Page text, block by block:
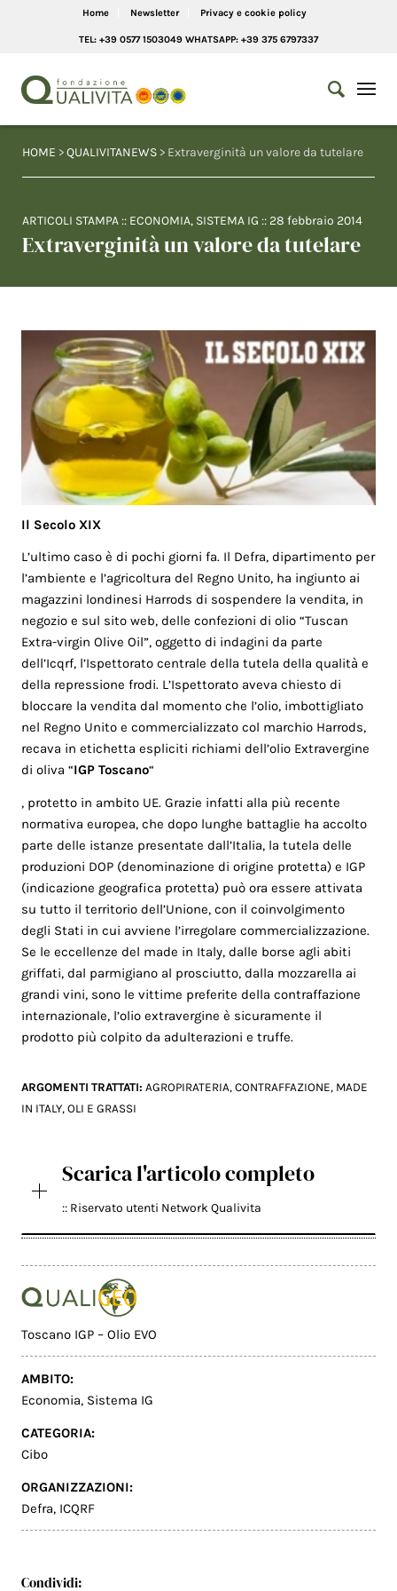
Home Newsletter Privacy e cookie policy
TEL: +39 0577 1503049 WHATSAPP: +39 375 6797337
HOME >QUALIVITANEWS > Extraverginità un valore da tutelare
ARTICOLI STAMPA :: ECONOMIA, SISTEMA IG :: 28 febbraio 2014
Extraverginità un valore da tutelare
Il Secolo XIX
L’ultimo caso è di pochi giorni fa. Il Defra, dipartimento per
l’ambiente e l’agricoltura del Regno Unito, ha ingiunto ai
magazzini londinesi Harrods di sospendere la vendita, in
negozio e sul sito web, delle confezioni di olio “Tuscan
Extra-virgin Olive Oil”, oggetto di indagini da parte
dell’Icqrf, l’Ispettorato centrale della tutela della qualità e
della repressione frodi. L’Ispettorato aveva chiesto di
bloccare la vendita dal momento che l’olio, imbottigliato
nel Regno Unito e commercializzato col marchio Harrods,
recava in etichetta espliciti richiami dell’olio Extravergine
di oliva “IGP Toscano“
, protetto in ambito UE. Grazie infatti alla più recente
normativa europea, che dopo lunghe battaglie ha accolto
parte delle istanze presentate dall’Italia, la tutela delle
produzioni DOP (denominazione di origine protetta) e IGP
(indicazione geografica protetta) può ora essere attivata
su tutto il territorio dell’Unione, con il coinvolgimento
degli Stati in cui avviene l’irregolare commercializzazione.
Se le eccellenze del made in Italy, dalle borse agli abiti
griffati, dal parmigiano al prosciutto, dalla mozzarella ai
grandi vini, sono le vittime preferite della contraffazione
internazionale, l’olio extravergine è sicuramente il
prodotto più colpito da adulterazioni e truffe.
ARGOMENTI TRATTATI:AGROPIRATERIA,CONTRAFFAZIONE, MADE
IN ITALY,OLI E GRASSI
Scarica l'articolo completo
:: Riservato utenti Network Qualivita
Toscano IGP – Olio EVO
AMBITO:
Economia, Sistema IG
CATEGORIA:
Cibo
ORGANIZZAZIONI:
Defra, ICQRF
Condividi: